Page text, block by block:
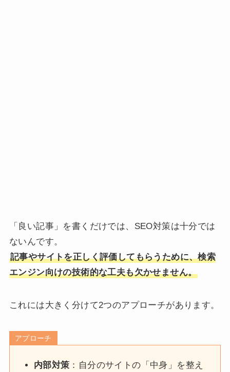
「良い記事」を書くだけでは、SEO対策は十分では
ないんです。
記事やサイトを正しく評価してもらうために、検索
エンジン向けの技術的な工夫も欠かせません。
これには大きく分けて2つのアプローチがあります。
アプローチ
内部対策 ：自分のサイトの「中身」を整え